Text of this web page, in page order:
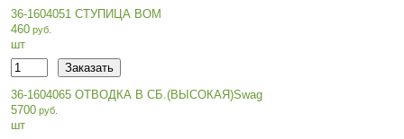
36-1604051 СТУПИЦА ВОМ
460
шт
36-1604065 ОТВОДКА В СБ.(ВЫСОКАЯ)Swag
5700
шт